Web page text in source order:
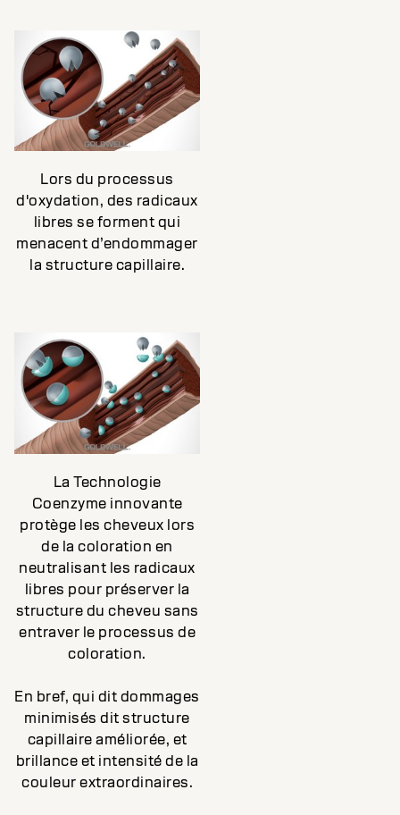
Lors du processus
d'oxydation, des radicaux
libres se forment qui
menacent d’endommager
la structure capillaire.
La Technologie
Coenzyme innovante
protège les cheveux lors
de la coloration en
neutralisant les radicaux
libres pour préserver la
structure du cheveu sans
entraver le processus de
coloration.
En bref, qui dit dommages
minimisés dit structure
capillaire améliorée, et
brillance et intensité de la
couleur extraordinaires.